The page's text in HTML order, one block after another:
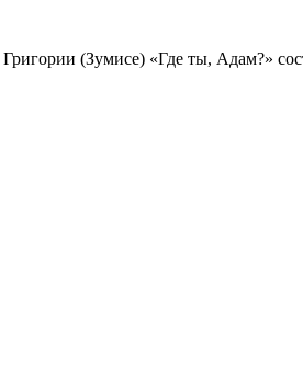
(Зумисе) «Где ты, Адам?»